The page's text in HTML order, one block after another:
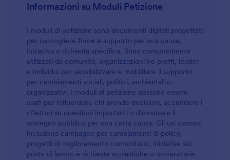
Informazioni su Moduli Petizione
I moduli di petizione sono documenti digitali progettati
per raccogliere firme e supporto per una causa,
iniziativa o richiesta specifica. Sono comunemente
utilizzati da comunità, organizzazioni no profit, leader
e individui per sensibilizzare e mobilitare il supporto
per cambiamenti sociali, politici, ambientali o
organizzativi. I moduli di petizione possono essere
usati per influenzare chi prende decisioni, accendere i
riflettori su questioni importanti o dimostrare il
sostegno pubblico per una certa causa. Gli usi comuni
includono campagne per cambiamenti di policy,
progetti di miglioramento comunitario, iniziative sul
posto di lavoro e richieste scolastiche o universitarie